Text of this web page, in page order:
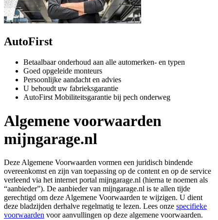
AutoFirst
Betaalbaar onderhoud aan alle automerken- en typen
Goed opgeleide monteurs
Persoonlijke aandacht en advies
U behoudt uw fabrieksgarantie
AutoFirst Mobiliteitsgarantie bij pech onderweg
Algemene voorwaarden
mijngarage.nl
Deze Algemene Voorwaarden vormen een juridisch bindende
overeenkomst en zijn van toepassing op de content en op de service
verleend via het internet portal mijngarage.nl (hierna te noemen als
“aanbieder”). De aanbieder van mijngarage.nl is te allen tijde
gerechtigd om deze Algemene Voorwaarden te wijzigen. U dient
deze bladzijden derhalve regelmatig te lezen. Lees onze specifieke
voorwaarden voor aanvullingen op deze algemene voorwaarden.